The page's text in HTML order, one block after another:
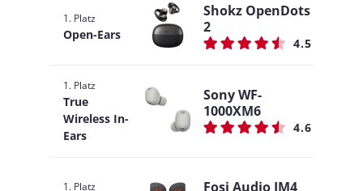
1. Platz
Open-Ears
Shokz OpenDots
2
4.5
1. Platz
True
Wireless In-
Ears
Sony WF-
1000XM6
4.6
1. Platz Fosi Audio IM4